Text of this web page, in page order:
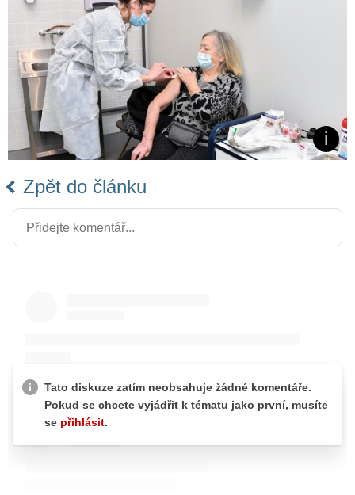
Zpět do článku